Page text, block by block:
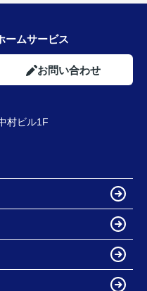
ームサービス
お問い合わせ
村ビル1F